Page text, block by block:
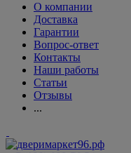
О компании
Доставка
Гарантии
Вопрос-ответ
Контакты
Наши работы
Статьи
Отзывы
...